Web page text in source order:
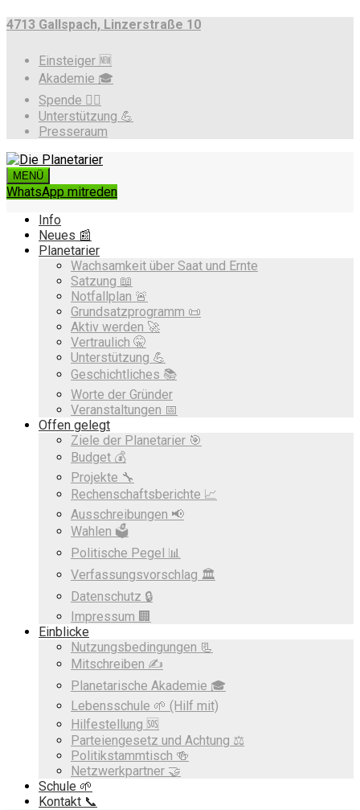
4713 Gallspach, Linzerstraße 10
Einsteiger 🆕
Akademie 🎓
Spende ❤️‍🔥
Unterstützung 💪
Presseraum
MENÜ
WhatsApp mitreden
Info
Neues 📰
Planetarier
Wachsamkeit über Saat und Ernte
Satzung 📖
Notfallplan 🚨
Grundsatzprogramm 📜
Aktiv werden 🚀
Vertraulich 🤫
Unterstützung 💪
Geschichtliches 📚
Worte der Gründer
Veranstaltungen 📅
Offen gelegt
Ziele der Planetarier 🎯
Budget 💰
Projekte 🔧
Rechenschaftsberichte 📈
Ausschreibungen 📢
Wahlen 🗳️
Politische Pegel 📊
Verfassungsvorschlag 🏛️
Datenschutz 🔒
Impressum 🏢
Einblicke
Nutzungsbedingungen 📃
Mitschreiben ✍️
Planetarische Akademie 🎓
Lebensschule 🌱 (Hilf mit)
Hilfestellung 🆘
Parteiengesetz und Achtung ⚖️
Politikstammtisch 🍻
Netzwerkpartner 🤝
Schule 🌱
Kontakt 📞